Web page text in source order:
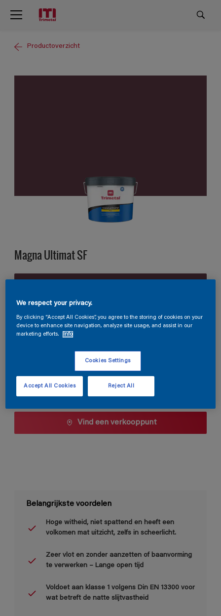
Productoverzicht
Magna Ultimat SF
Verpakkingsgrootte
Bereken
Vind een verkooppunt
Belangrijkste voordelen
Hoge witheid, niet spattend en heeft een
volkomen mat uitzicht, zelfs in scheerlicht.
Zeer vlot en zonder aanzetten of baanvorming
te verwerken – Lange open tijd
Voldoet aan klasse 1 volgens Din EN 13300 voor
wat betreft de natte slijtvastheid
We respect your privacy.
By clicking “Accept All Cookies”, you agree to the storing of cookies on your
device to enhance site navigation, analyze site usage, and assist in our
marketing efforts.
Info
Cookies Settings
Reject All
Accept All Cookies